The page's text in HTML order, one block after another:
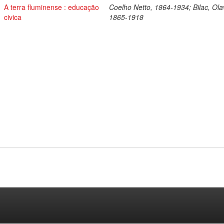
A terra fluminense : educação
civica
Coelho Netto, 1864-1934; Bilac,
1865-1918